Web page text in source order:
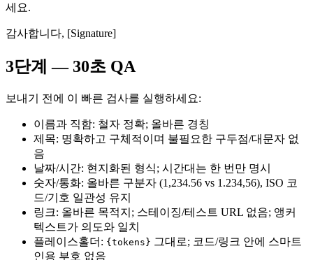
세요.
감사합니다, [Signature]
3단계 — 30초 QA
보내기 전에 이 빠른 검사를 실행하세요:
이름과 직함: 철자 정확; 올바른 경칭
제목: 명확하고 구체적이며 불필요한 구두점/대문자 없
음
날짜/시간: 현지화된 형식; 시간대는 한 번만 명시
숫자/통화: 올바른 구분자 (1,234.56 vs 1.234,56), ISO 코
드/기호 일관성 유지
링크: 올바른 목적지; 스테이징/테스트 URL 없음; 앵커
텍스트가 의도와 일치
플레이스홀더: {tokens} 그대로; 코드/링크 안에 스마트
인용 부호 없음